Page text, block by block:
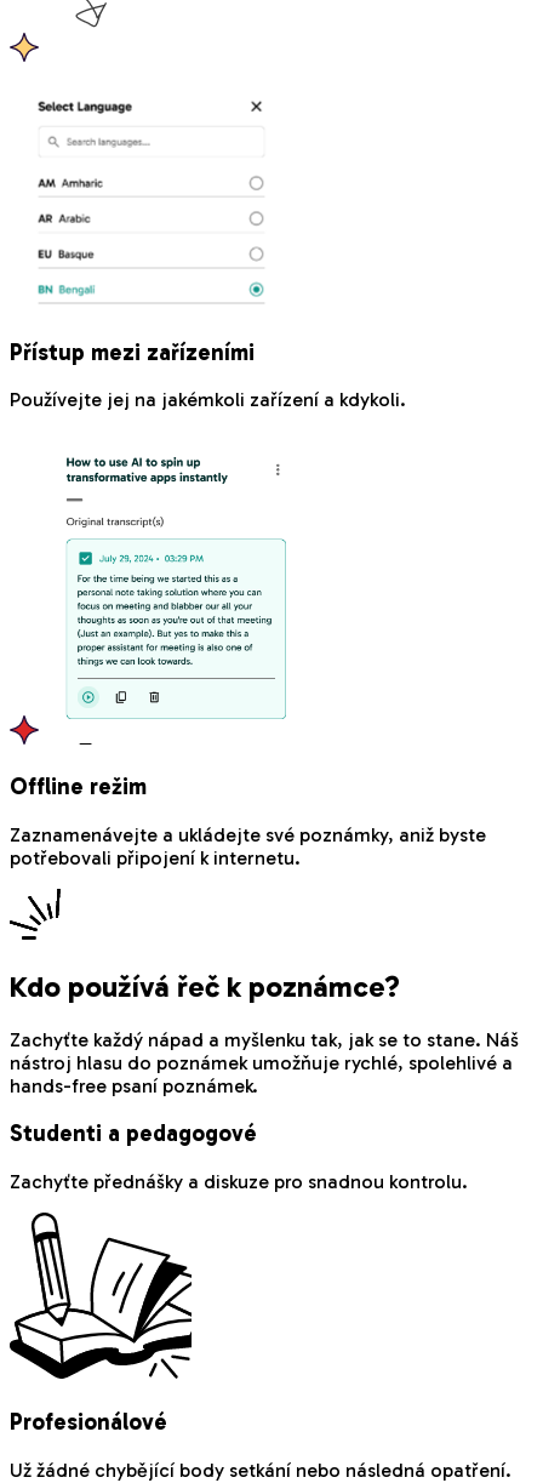
Přístup mezi zařízeními
Používejte jej na jakémkoli zařízení a kdykoli.
Offline režim
Zaznamenávejte a ukládejte své poznámky, aniž byste
potřebovali připojení k internetu.
Kdo používá řeč k poznámce?
Zachyťte každý nápad a myšlenku tak, jak se to stane. Náš
nástroj hlasu do poznámek umožňuje rychlé, spolehlivé a
hands-free psaní poznámek.
Studenti a pedagogové
Zachyťte přednášky a diskuze pro snadnou kontrolu.
Profesionálové
Už žádné chybějící body setkání nebo následná opatření.